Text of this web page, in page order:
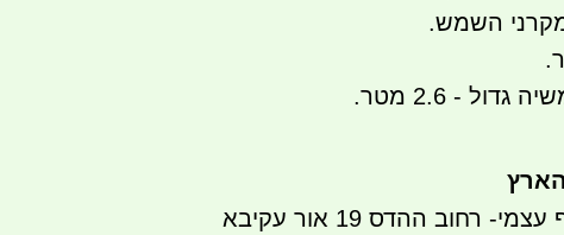
השמש.
- 2.6 מטר.
רחוב ההדס 19 אור עקיבא